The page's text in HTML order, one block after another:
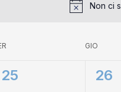
Non ci
GIO
0
25
0
26